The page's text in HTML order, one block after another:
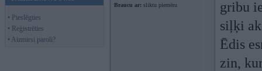
• Pieslēgties
• Reģistrēties
• Aizmirsi paroli?
Braucu ar: sliktu piemēru
gribu
siļķi
Ēdis
zin,